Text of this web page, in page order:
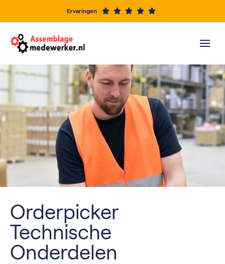
Ervaringen
Orderpicker
Technische
Onderdelen